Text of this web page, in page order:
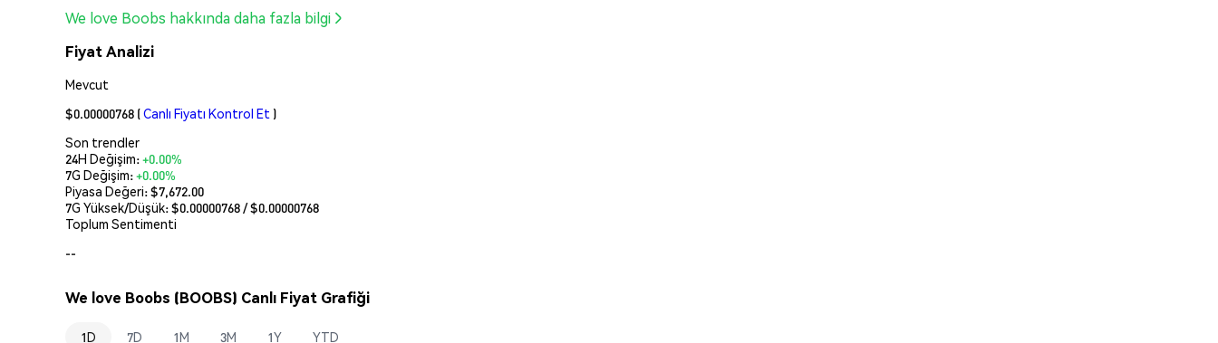
We love Boobs hakkında daha fazla bilgi
Fiyat Analizi
Mevcut
$0.00000768 (Canlı Fiyatı Kontrol Et )
Son trendler
24H Değişim:+0.00%
7G Değişim:+0.00%
Piyasa Değeri:$7,672.00
7G Yüksek/Düşük: $0.00000768/ $0.00000768
Toplum Sentimenti
--
We love Boobs (BOOBS) Canlı Fiyat Grafiği
1D 7D 1M 3M 1Y YTD